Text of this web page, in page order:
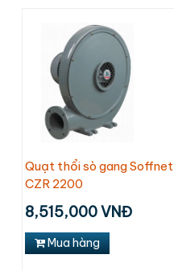
Quạt thổi sò gang Soffnet
CZR 2200
8,515,000 VNĐ
Mua hàng